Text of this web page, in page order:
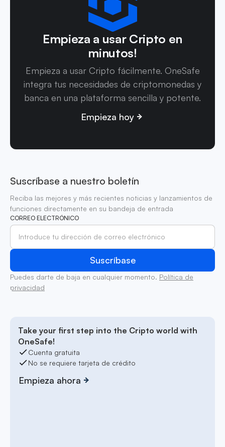
Empieza a usar Cripto en
minutos!
Empieza a usar Cripto fácilmente. OneSafe
integra tus necesidades de criptomonedas y
banca en una plataforma sencilla y potente.
Empieza hoy
Suscríbase a nuestro boletín
Reciba las mejores y más recientes noticias y lanzamientos de
funciones directamente en su bandeja de entrada
CORREO ELECTRÓNICO
Puedes darte de baja en cualquier momento. Política de
privacidad
Take your first step into the Cripto world with
OneSafe!
Cuenta gratuita
No se requiere tarjeta de crédito
Empieza ahora